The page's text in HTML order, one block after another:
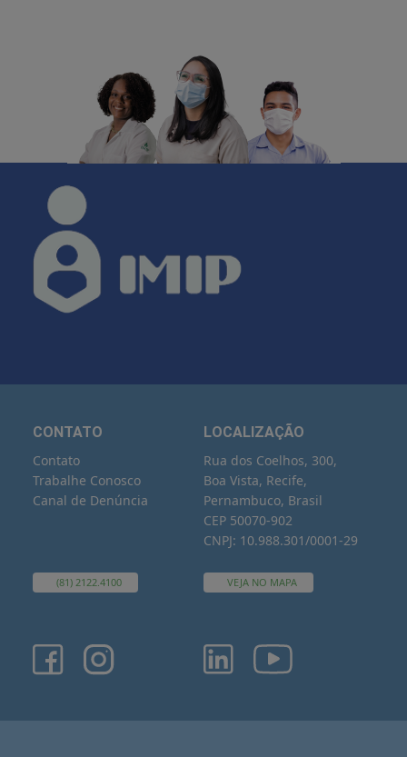
CONTATO
Contato
Trabalhe Conosco
Canal de Denúncia
(81) 2122.4100
LOCALIZAÇÃO
Rua dos Coelhos, 300,
Boa Vista, Recife,
Pernambuco, Brasil
CEP 50070-902
CNPJ: 10.988.301/0001-29
VEJA NO MAPA